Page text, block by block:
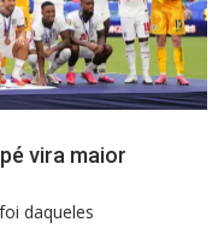
vira maior
daqueles